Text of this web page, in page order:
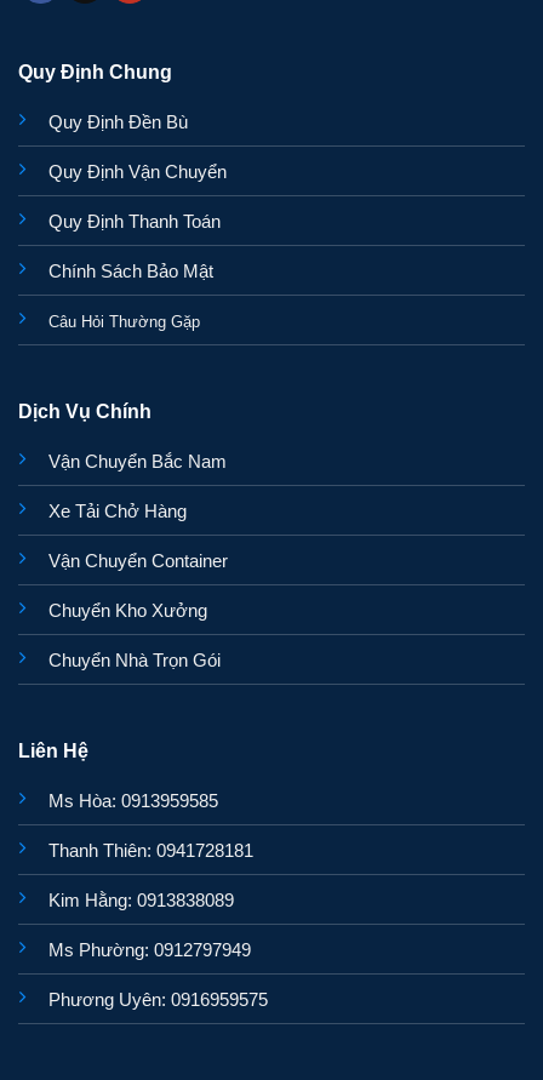
Quy Định Chung
Quy Định Đền Bù
Quy Định Vận Chuyển
Quy Định Thanh Toán
Chính Sách Bảo Mật
Câu Hỏi Thường Gặp
Dịch Vụ Chính
Vận Chuyển Bắc Nam
Xe Tải Chở Hàng
Vận Chuyển Container
Chuyển Kho Xưởng
Chuyển Nhà Trọn Gói
Liên Hệ
Ms Hòa: 0913959585
Thanh Thiên: 0941728181
Kim Hằng: 0913838089
Ms Phường: 0912797949
Phương Uyên: 0916959575